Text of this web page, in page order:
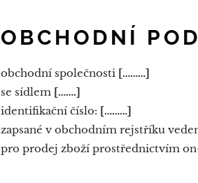
OBCHODNÍ
obchodní společnosti[………]
se sídlem […….]
identifikační číslo: [………]
zapsané v obchodním rejstříku
pro prodej zboží prostřednictvím